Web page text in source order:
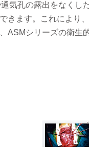
気孔の露出をなくし
きます。これにより
ASMシリーズの衛生